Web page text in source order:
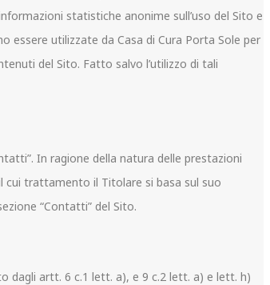
statistiche anonime sull’uso del Sito e
utilizzate da Casa di Cura Porta Sole per
del Sito. Fatto salvo l’utilizzo di tali
In ragione della natura delle prestazioni
cui trattamento il Titolare si basa sul suo
“Contatti” del Sito.
dagli artt. 6 c.1 lett. a), e 9 c.2 lett. a) e lett. h)